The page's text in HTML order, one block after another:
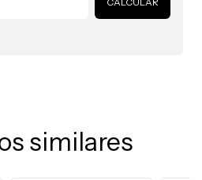
similares